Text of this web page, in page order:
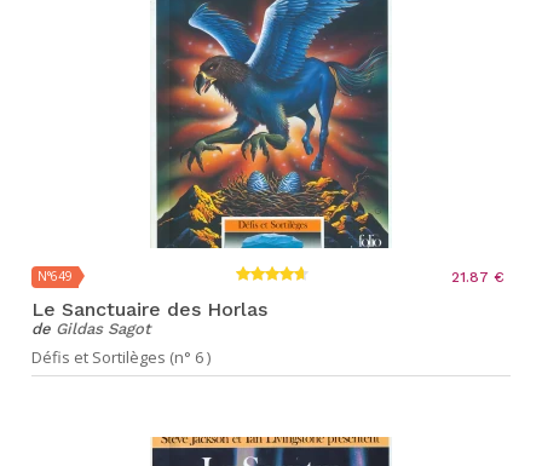
N°649 21.87 €
Le Sanctuaire des Horlas
de Gildas Sagot
Défis et Sortilèges (n° 6 )